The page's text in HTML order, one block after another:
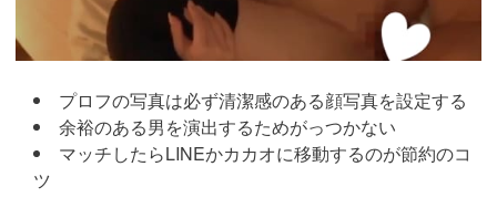
プロフの写真は必ず清潔感のある顔写真を設定する
余裕のある男を演出するためがっつかない
マッチしたらLINEかカカオに移動するのが節約のコ
ツ